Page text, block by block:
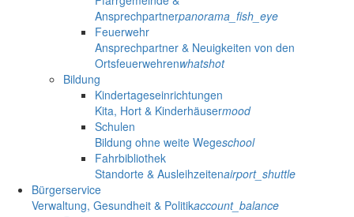
Ansprechpartnerpanorama_fish_eye
Feuerwehr
Ansprechpartner & Neuigkeiten von den
Ortsfeuerwehrenwhatshot
Bildung
Kindertageseinrichtungen
Kita, Hort & Kinderhäusermood
Schulen
Bildung ohne weite Wegeschool
Fahrbibliothek
Standorte & Ausleihzeitenairport_shuttle
Bürgerservice
Verwaltung, Gesundheit & Politikaccount_balance